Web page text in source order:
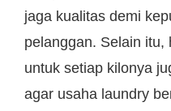
jaga kualitas demi
pelanggan. Selain itu,
untuk setiap kilonya
agar usaha laundry